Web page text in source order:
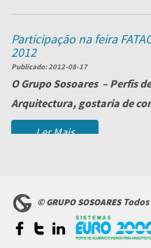
Participação na feira
2012
Publicado:2012-08-17
O Grupo Sosoares– Perfis
Arquitectura, gostaria de
na Feira ...
Ler Mais
©GRUPO SOSOARESTodos